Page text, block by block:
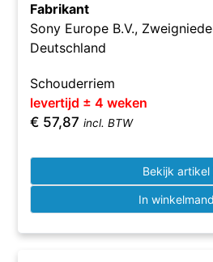
Fabrikant
Sony Europe B.V.,
Deutschland
Schouderriem
levertijd ± 4 weken
€ 57,87 incl. BTW
Bekijk artikel
In winkelmand